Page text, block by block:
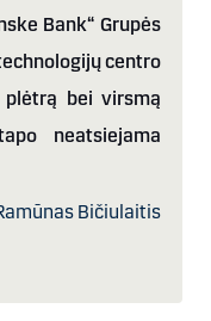
Bank“Grupės
centro
bei virsmą
neatsiejama
Bičiulaitis